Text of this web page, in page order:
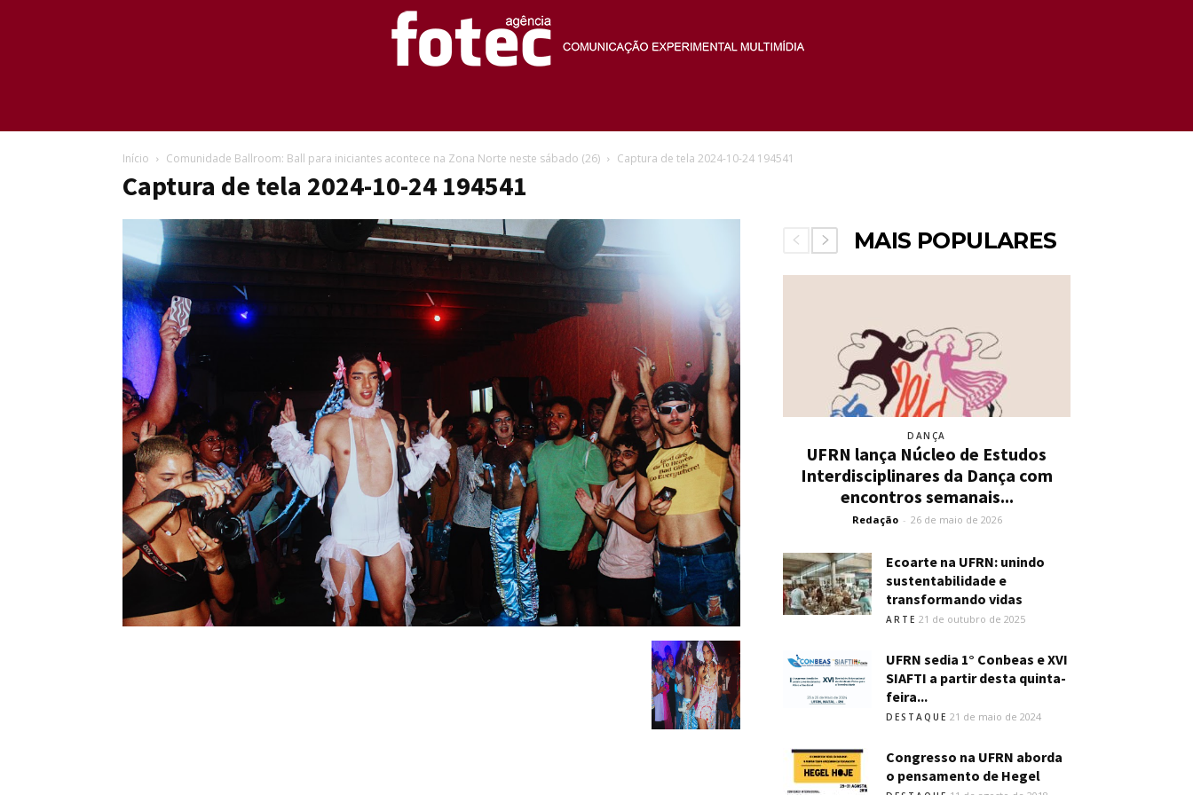
Fotec
Início Comunidade Ballroom: Ball para iniciantes acontece na Zona Norte neste sábado (26) Captura de tela 2024-10-24 194541
Captura de tela 2024-10-24 194541
MAIS POPULARES
DANÇA
UFRN lança Núcleo de Estudos
Interdisciplinares da Dança com
encontros semanais...
Redação - 26 de maio de 2026
Ecoarte na UFRN: unindo
sustentabilidade e
transformando vidas
ARTE 21 de outubro de 2025
UFRN sedia 1° Conbeas e XVI
SIAFTI a partir desta quinta-
feira...
DESTAQUE 21 de maio de 2024
Congresso na UFRN aborda
o pensamento de Hegel